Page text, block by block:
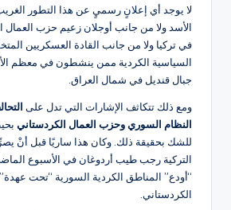
لا يوجد أي إعلانٍ رسميٍ عن هذا التطور
الأسد ولا من جانب أوجلان زعيم حزب العمال
في تركيا ولا من جانب القادة العسكريين
السياسية الكردية ممن ينشطون في معظم
جبال قنديل في شمال العراق.
ومع ذلك تتكاثف الإشارات التي تدل على
النظام السوري وحزب العمال الكردستاني
للشك بحقيقة ذلك. وكان هذا ساريًا قبل أنْ
التركية رجب طيب أردوغان في الأسبوع
“أودع” المناطق الكردية السورية “تحت
الكردستاني.